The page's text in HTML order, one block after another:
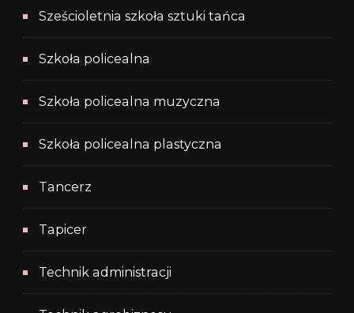
Sześcioletnia szkoła sztuki tańca
Szkoła policealna
Szkoła policealna muzyczna
Szkoła policealna plastyczna
Tancerz
Tapicer
Technik administracji